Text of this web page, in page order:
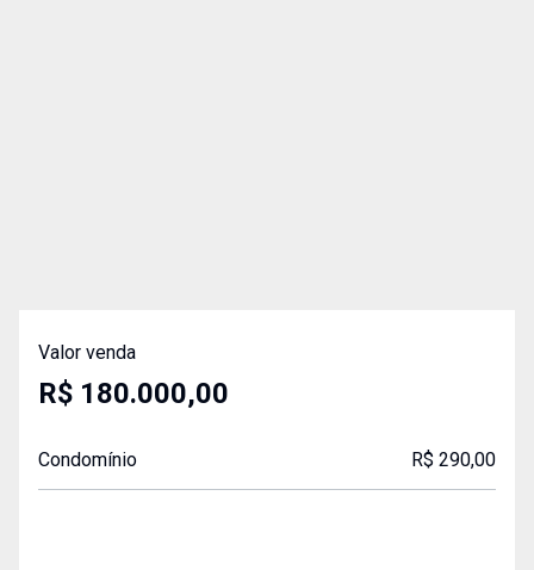
Valor venda
R$ 180.000,00
Condomínio R$ 290,00